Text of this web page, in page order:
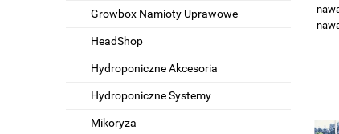
Growbox Namioty Uprawowe
HeadShop
Hydroponiczne Akcesoria
Hydroponiczne Systemy
Mikoryza